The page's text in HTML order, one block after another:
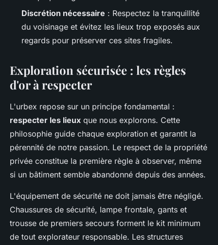
Discrétion nécessaire : Respectez la tranquillité
du voisinage et évitez les lieux trop exposés aux
regards pour préserver ces sites fragiles.
Exploration sécurisée : les règles
d'or à respecter
L'urbex repose sur un principe fondamental :
respecter les lieux que nous explorons. Cette
philosophie guide chaque exploration et garantit la
pérennité de notre passion. Le respect de la propriété
privée constitue la première règle à observer, même
si un bâtiment semble abandonné depuis des années.
L'équipement de sécurité ne doit jamais être négligé.
Chaussures de sécurité, lampe frontale, gants et
trousse de premiers secours forment le kit minimum
de tout explorateur responsable. Les structures